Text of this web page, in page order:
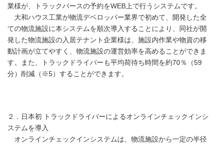
業様が、トラックバースの予約をWEB上で行うシステムです。
大和ハウス工業が物流デベロッパー業界で初めて、開発した全
ての物流施設に本システムを順次導入することにより、同社が開
発した物流施設の入居テナント企業様は、施設内作業や物資の移
動計画が立てやすく、物流施設の運営効率を高めることができま
す。また、トラックドライバーも平均荷待ち時間を約70％（59
分）削減（※5）することができます。
２．日本初 トラックドライバーによるオンラインチェックインシ
ステムを導入
オンラインチェックインシステムは、物流施設から一定の半径